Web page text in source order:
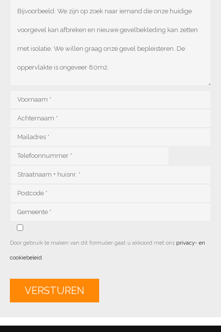
Door gebruik te maken van dit formulier gaat u akkoord met ons privacy- en
cookiebeleid.